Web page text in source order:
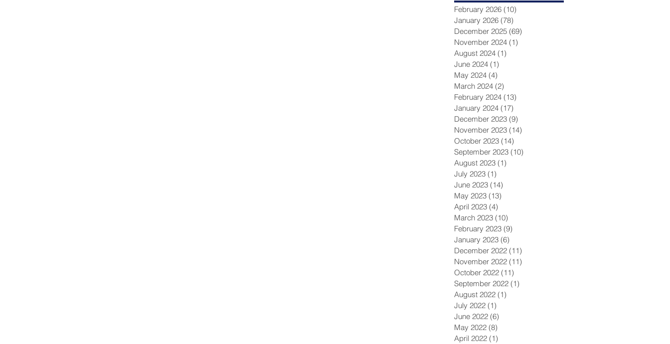
February 2026 (10)
January 2026 (78)
December 2025 (69)
November 2024 (1)
August 2024 (1)
June 2024 (1)
May 2024 (4)
March 2024 (2)
February 2024 (13)
January 2024 (17)
December 2023 (9)
November 2023 (14)
October 2023 (14)
September 2023 (10)
August 2023 (1)
July 2023 (1)
June 2023 (14)
May 2023 (13)
April 2023 (4)
March 2023 (10)
February 2023 (9)
January 2023 (6)
December 2022 (11)
November 2022 (11)
October 2022 (11)
September 2022 (1)
August 2022 (1)
July 2022 (1)
June 2022 (6)
May 2022 (8)
April 2022 (1)